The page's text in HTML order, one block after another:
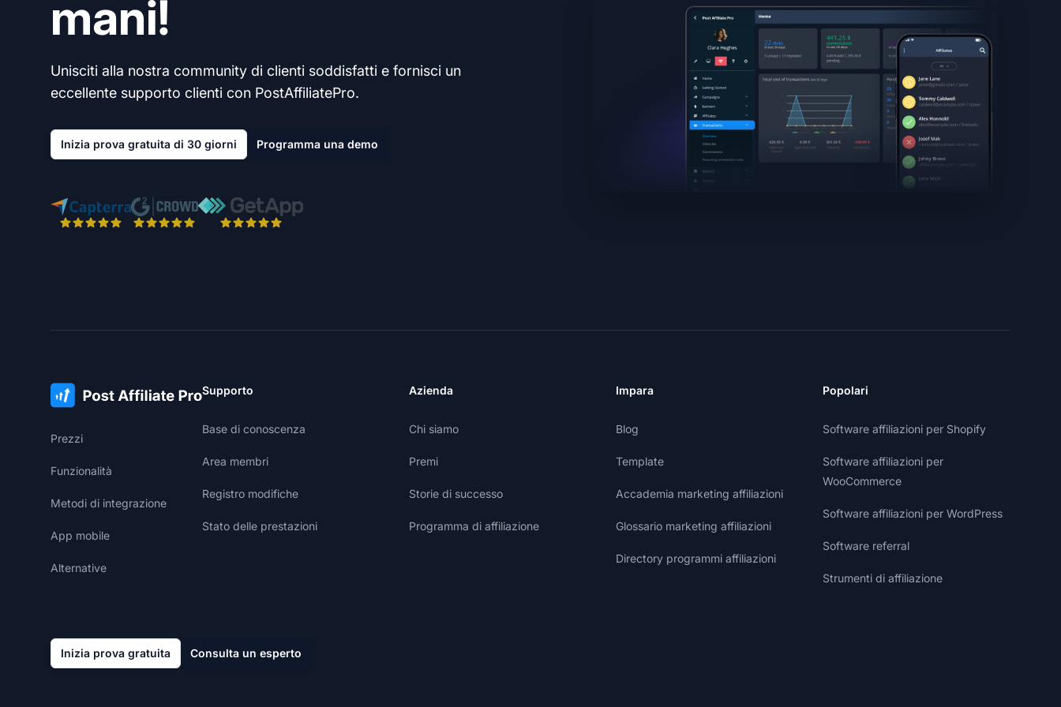
mani!
Unisciti alla nostra community di clienti soddisfatti e fornisci un
eccellente supporto clienti con PostAffiliatePro.
Inizia prova gratuita di 30 giorni Programma una demo
Prezzi
Funzionalità
Metodi di integrazione
App mobile
Alternative
Supporto
Base di conoscenza
Area membri
Registro modifiche
Stato delle prestazioni
Azienda
Chi siamo
Premi
Storie di successo
Programma di affiliazione
Impara
Blog
Template
Accademia marketing affiliazioni
Glossario marketing affiliazioni
Directory programmi affiliazioni
Popolari
Software affiliazioni per Shopify
Software affiliazioni per
WooCommerce
Software affiliazioni per WordPress
Software referral
Strumenti di affiliazione
Inizia prova gratuita Consulta un esperto